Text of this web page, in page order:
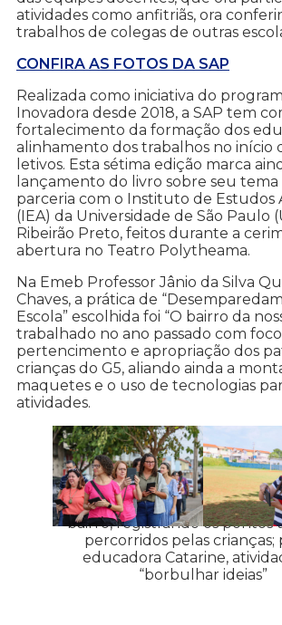
atividades como anfitriãs, ora
trabalhos de colegas de outras
CONFIRA AS FOTOS DA SAP
Realizada como iniciativa do
Inovadora desde 2018, a SAP tem
fortalecimento da formação dos
alinhamento dos trabalhos no início
letivos. Esta sétima edição marca
lançamento do livro sobre seu
parceria com o Instituto de Estudos
(IEA) da Universidade de São Paulo
Ribeirão Preto, feitos durante a
abertura no Teatro Polytheama.
Na Emeb Professor Jânio da Silva
Chaves, a prática de
Escola” escolhida foi “O bairro da
trabalhado no ano passado com
pertencimento e apropriação dos
crianças do G5, aliando ainda a
maquetes e o uso de tecnologias
atividades.
Na Emeb Jânio, educadores
bairro, registrando os pontos
percorridos pelas crianças;
educadora Catarine,
“borbulhar ideias”